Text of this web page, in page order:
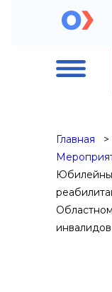
Главная
инвалидов